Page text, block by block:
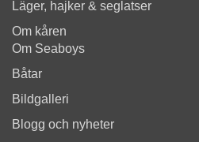
Läger, hajker & seglatser
Om kåren
Om Seaboys
Båtar
Bildgalleri
Blogg och nyheter